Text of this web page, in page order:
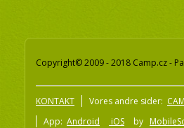
Copyright© 2009 - 2018 Camp.cz -
KONTAKT Vores andre sider:
App: Android iOS by